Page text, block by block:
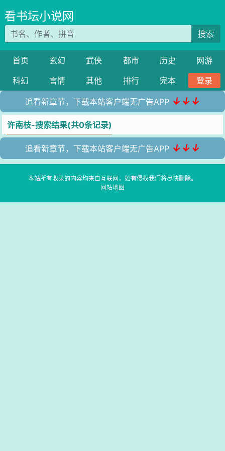
看书坛小说网
搜索
首页 玄幻 武侠 都市 历史
网游
科幻
言情 其他 排行 完本 登录
追看新章节，下载本站客户端无广告APP ↓↓↓
许南枝-搜索结果(共0条记录)
追看新章节，下载本站客户端无广告APP ↓↓↓
本站所有收录的内容均来自互联网，如有侵权我们将尽快删除。
网站地图